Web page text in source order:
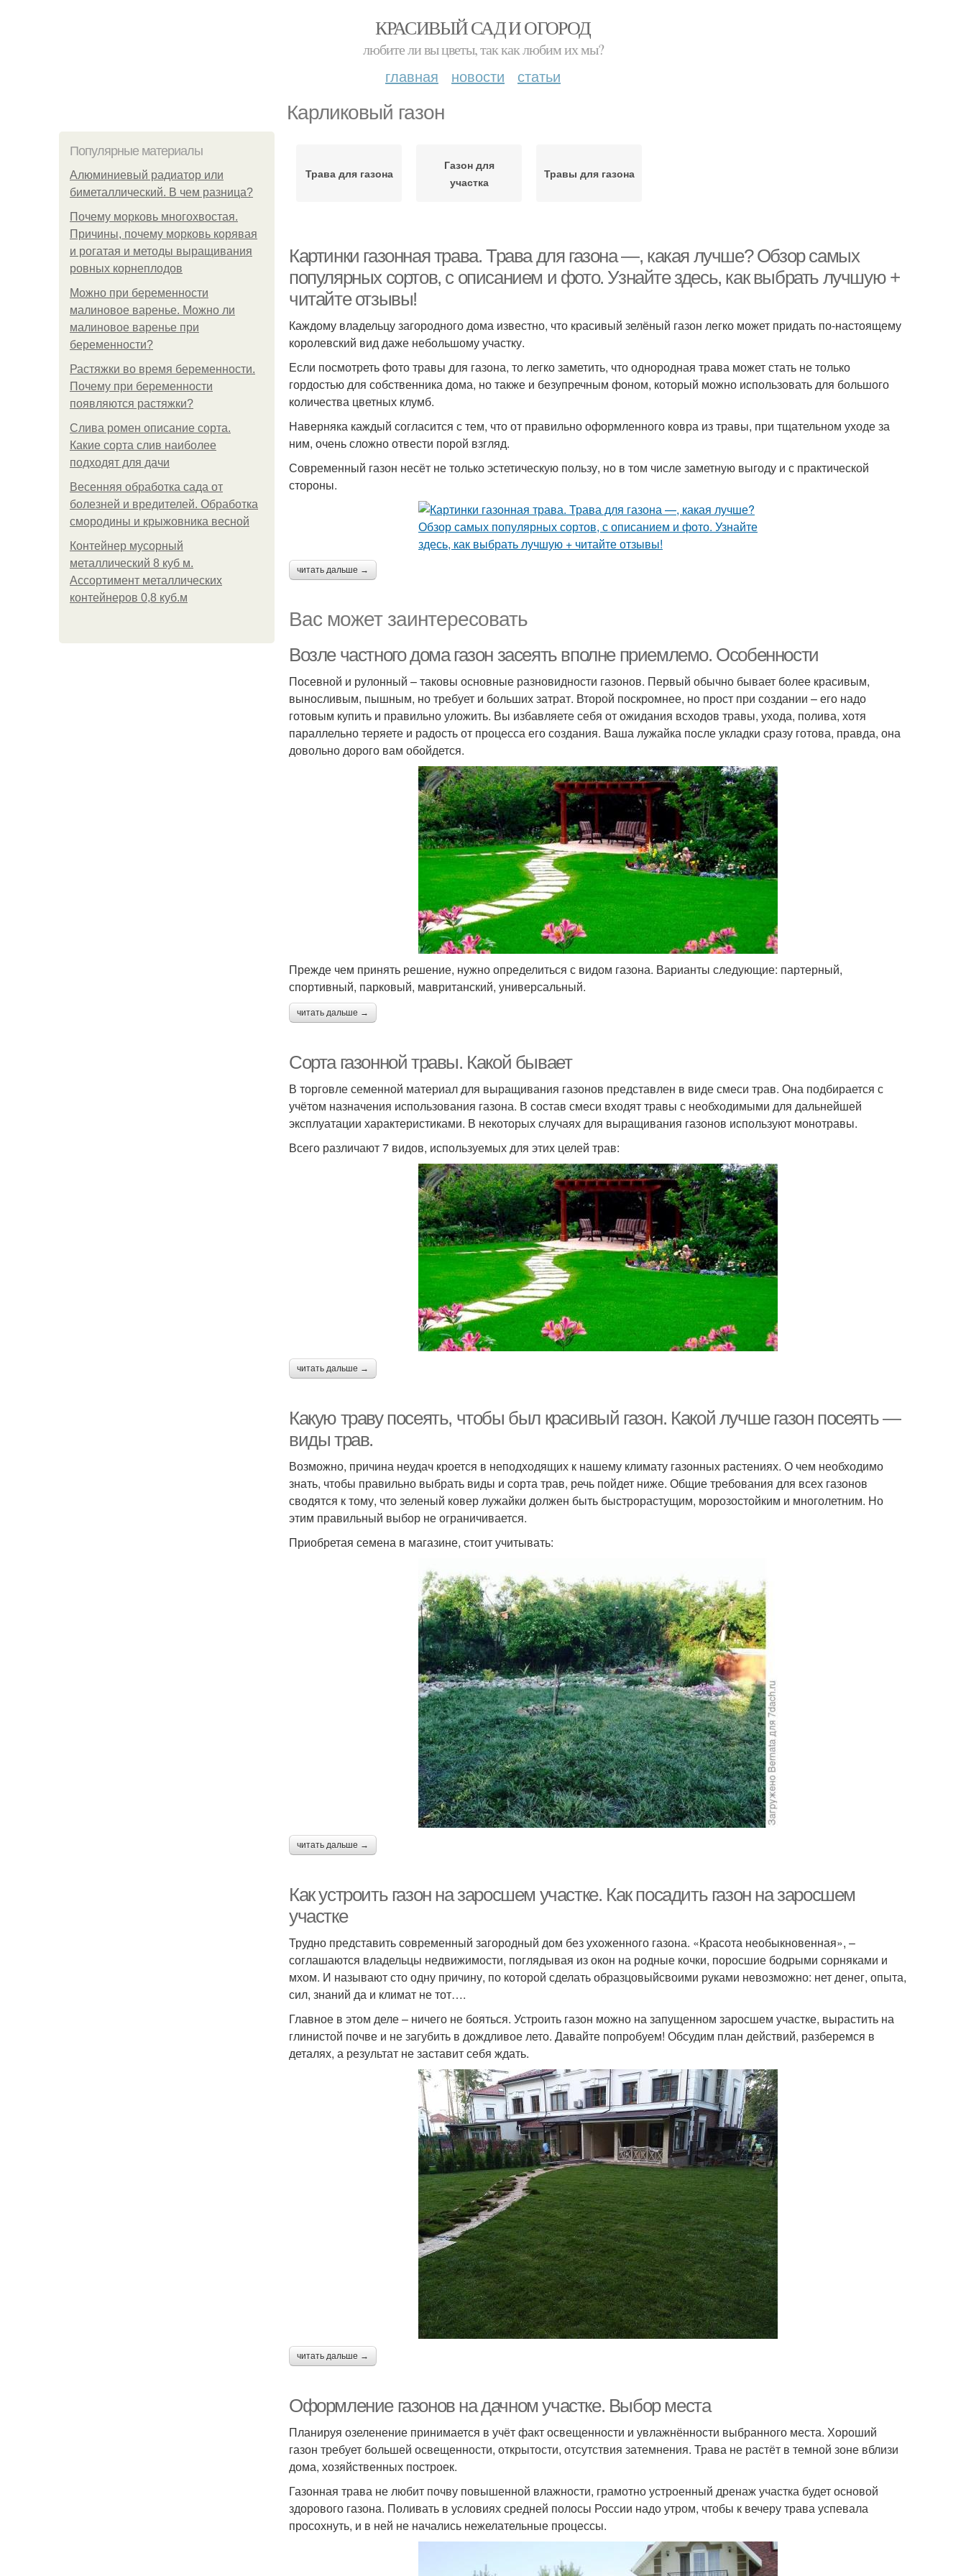
КРАСИВЫЙ САД И ОГОРОД
любите ли вы цветы, так как любим их мы?
главная новости статьи
Карликовый газон
Популярные материалы
Алюминиевый радиатор или
биметаллический. В чем разница?
Почему морковь многохвостая.
Причины, почему морковь корявая
и рогатая и методы выращивания
ровных корнеплодов
Можно при беременности
малиновое варенье. Можно ли
малиновое варенье при
беременности?
Растяжки во время беременности.
Почему при беременности
появляются растяжки?
Слива ромен описание сорта.
Какие сорта слив наиболее
подходят для дачи
Весенняя обработка сада от
болезней и вредителей. Обработка
смородины и крыжовника весной
Контейнер мусорный
металлический 8 куб м.
Ассортимент металлических
контейнеров 0,8 куб.м
Трава для газона
Газон для
участка
Травы для газона
Картинки газонная трава. Трава для газона —, какая лучше? Обзор самых
популярных сортов, с описанием и фото. Узнайте здесь, как выбрать лучшую +
читайте отзывы!
Каждому владельцу загородного дома известно, что красивый зелёный газон легко может придать по-настоящему
королевский вид даже небольшому участку.
Если посмотреть фото травы для газона, то легко заметить, что однородная трава может стать не только
гордостью для собственника дома, но также и безупречным фоном, который можно использовать для большого
количества цветных клумб.
Наверняка каждый согласится с тем, что от правильно оформленного ковра из травы, при тщательном уходе за
ним, очень сложно отвести порой взгляд.
Современный газон несёт не только эстетическую пользу, но в том числе заметную выгоду и с практической
стороны.
читать дальше →
Вас может заинтересовать
Возле частного дома газон засеять вполне приемлемо. Особенности
Посевной и рулонный – таковы основные разновидности газонов. Первый обычно бывает более красивым,
выносливым, пышным, но требует и больших затрат. Второй поскромнее, но прост при создании – его надо
готовым купить и правильно уложить. Вы избавляете себя от ожидания всходов травы, ухода, полива, хотя
параллельно теряете и радость от процесса его создания. Ваша лужайка после укладки сразу готова, правда, она
довольно дорого вам обойдется.
Прежде чем принять решение, нужно определиться с видом газона. Варианты следующие: партерный,
спортивный, парковый, мавританский, универсальный.
читать дальше →
Сорта газонной травы. Какой бывает
В торговле семенной материал для выращивания газонов представлен в виде смеси трав. Она подбирается с
учётом назначения использования газона. В состав смеси входят травы с необходимыми для дальнейшей
эксплуатации характеристиками. В некоторых случаях для выращивания газонов используют монотравы.
Всего различают 7 видов, используемых для этих целей трав:
читать дальше →
Какую траву посеять, чтобы был красивый газон. Какой лучше газон посеять —
виды трав.
Возможно, причина неудач кроется в неподходящих к нашему климату газонных растениях. О чем необходимо
знать, чтобы правильно выбрать виды и сорта трав, речь пойдет ниже. Общие требования для всех газонов
сводятся к тому, что зеленый ковер лужайки должен быть быстрорастущим, морозостойким и многолетним. Но
этим правильный выбор не ограничивается.
Приобретая семена в магазине, стоит учитывать:
читать дальше →
Как устроить газон на заросшем участке. Как посадить газон на заросшем
участке
Трудно представить современный загородный дом без ухоженного газона. «Красота необыкновенная», –
соглашаются владельцы недвижимости, поглядывая из окон на родные кочки, поросшие бодрыми сорняками и
мхом. И называют сто одну причину, по которой сделать образцовыйсвоими руками невозможно: нет денег, опыта,
сил, знаний да и климат не тот….
Главное в этом деле – ничего не бояться. Устроить газон можно на запущенном заросшем участке, вырастить на
глинистой почве и не загубить в дождливое лето. Давайте попробуем! Обсудим план действий, разберемся в
деталях, а результат не заставит себя ждать.
читать дальше →
Оформление газонов на дачном участке. Выбор места
Планируя озеленение принимается в учёт факт освещенности и увлажнённости выбранного места. Хороший
газон требует большей освещенности, открытости, отсутствия затемнения. Трава не растёт в темной зоне вблизи
дома, хозяйственных построек.
Газонная трава не любит почву повышенной влажности, грамотно устроенный дренаж участка будет основой
здорового газона. Поливать в условиях средней полосы России надо утром, чтобы к вечеру трава успевала
просохнуть, и в ней не начались нежелательные процессы.